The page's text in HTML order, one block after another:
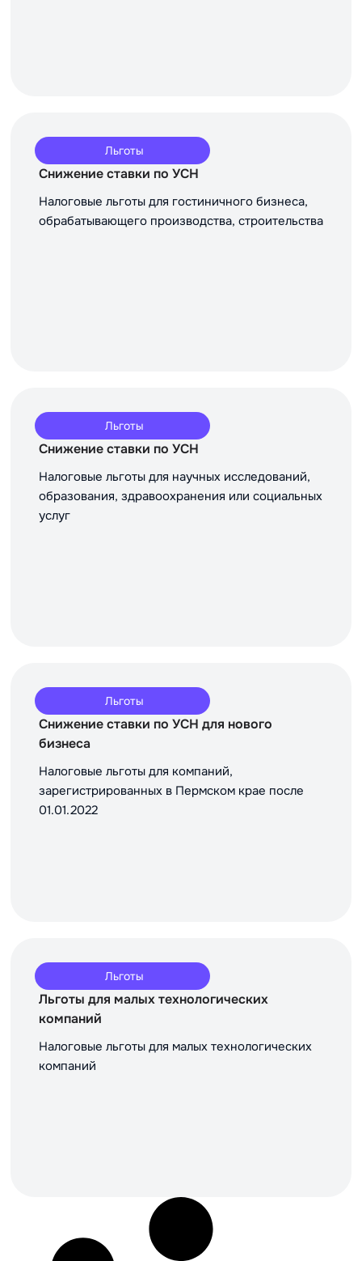
Льготы
Снижение ставки по УСН
Налоговые льготы для гостиничного бизнеса,
обрабатывающего производства, строительства
Льготы
Снижение ставки по УСН
Налоговые льготы для научных исследований,
образования, здравоохранения или социальных
услуг
Льготы
Снижение ставки по УСН для нового
бизнеса
Налоговые льготы для компаний,
зарегистрированных в Пермском крае после
01.01.2022
Льготы
Льготы для малых технологических
компаний
Налоговые льготы для малых технологических
компаний